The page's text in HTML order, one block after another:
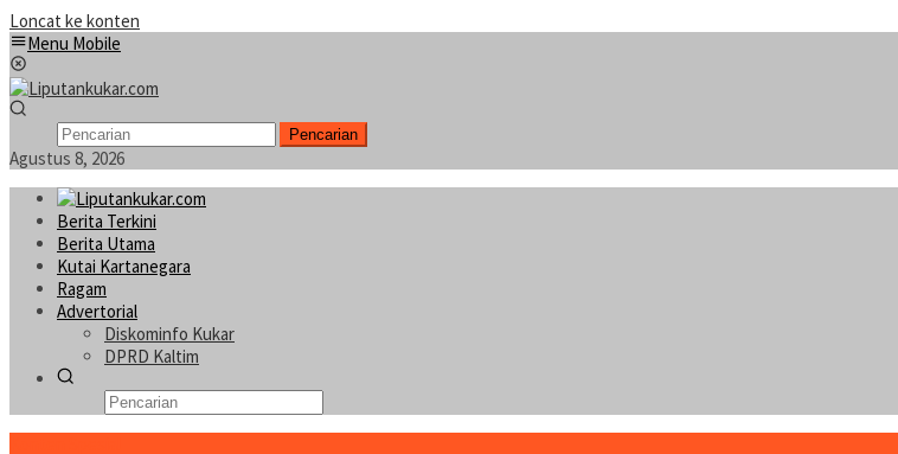
Loncat ke konten
Menu Mobile
Pencarian
Agustus 8, 2026
Berita Terkini
Berita Utama
Kutai Kartanegara
Ragam
Advertorial
Diskominfo Kukar
DPRD Kaltim